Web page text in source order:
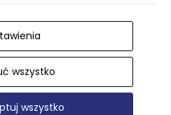
wszystko
wszystko